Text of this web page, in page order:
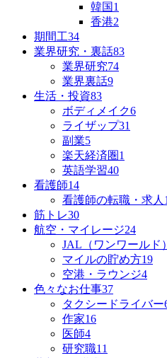
韓国1
香港2
期間工34
業界研究・裏話83
業界研究74
業界裏話9
生活・投資83
ボディメイク6
ライザップ31
副業5
楽天経済圏 1
英語学習40
看護師14
看護師の転職・求人
筋トレ30
航空・マイレージ24
JAL（ワンワールド）
マイルの貯め方19
空港・ラウンジ4
色々なお仕事37
タクシードライバー
作家16
医師4
研究職11